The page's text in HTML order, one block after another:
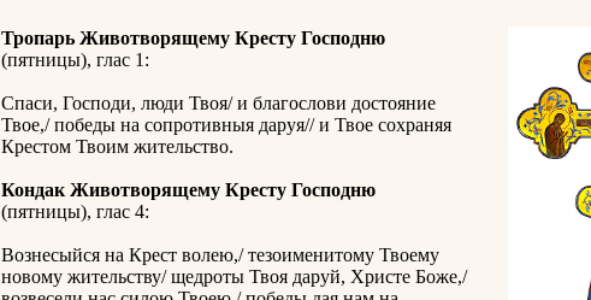
Тропарь Животворящему Кресту Господню
(пятницы), глас 1:
Спаси, Господи, люди Твоя/ и благослови достояние
Твое,/ победы на сопротивныя даруя// и Твое сохраняя
Крестом Твоим жительство.
Кондак Животворящему Кресту Господню
(пятницы), глас 4:
Вознесыйся на Крест волею,/ тезоименитому Твоему
новому жительству/ щедроты Твоя даруй, Христе Боже,/